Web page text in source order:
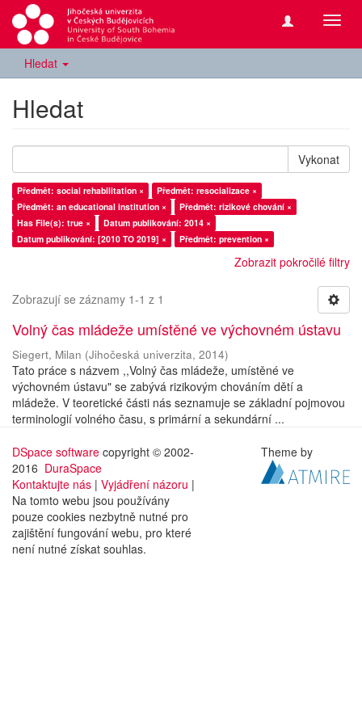
Hledat
Hledat
Vykonat
Předmět: social rehabilitation ×
Předmět: resocializace ×
Předmět: an educational institution ×
Předmět: rizikové chování ×
Has File(s): true ×
Datum publikování: 2014 ×
Datum publikování: [2010 TO 2019] ×
Předmět: prevention ×
Zobrazit pokročilé filtry
Zobrazují se záznamy 1-1 z 1
Volný čas mládeže umístěné ve výchovném ústavu
Siegert, Milan (Jihočeská univerzita, 2014)
Tato práce s názvem ,,Volný čas mládeže, umístěné ve
výchovném ústavu" se zabývá rizikovým chováním dětí a
mládeže. V teoretické části nás seznamuje se základní pojmovou
terminologií volného času, s primární a sekundární ...
DSpace software copyright © 2002-
2016 DuraSpace
Kontaktujte nás | Vyjádření názoru |
Na tomto webu jsou používány
pouze cookies nezbytně nutné pro
zajištění fungování webu, pro které
není nutné získat souhlas.
Theme by